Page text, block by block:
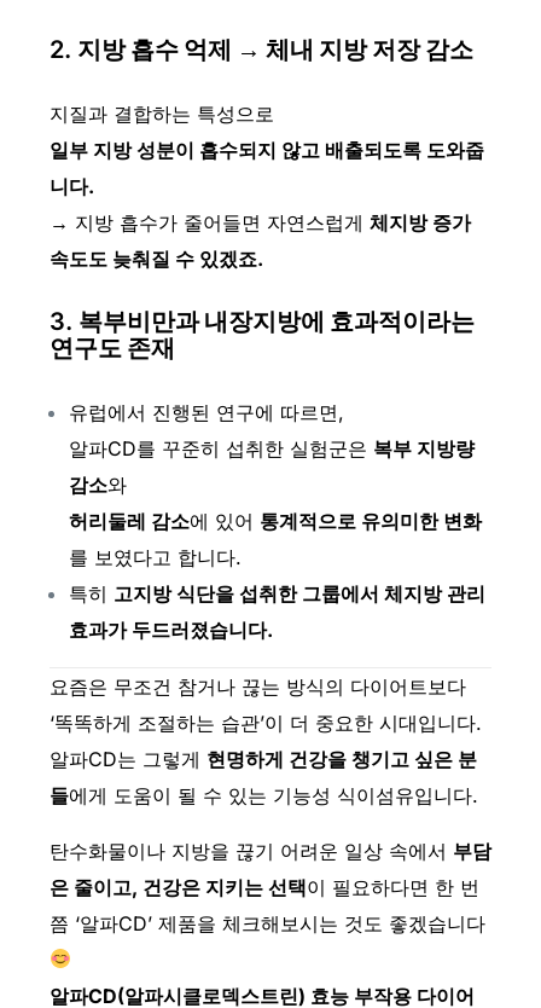
2. 지방 흡수 억제 → 체내 지방 저장 감소
지질과 결합하는 특성으로
일부 지방 성분이 흡수되지 않고 배출되도록 도와줍
니다.
→ 지방 흡수가 줄어들면 자연스럽게 체지방 증가
속도도 늦춰질 수 있겠죠.
3. 복부비만과 내장지방에 효과적이라는
연구도 존재
유럽에서 진행된 연구에 따르면,
알파CD를 꾸준히 섭취한 실험군은 복부 지방량
감소와
허리둘레 감소에 있어 통계적으로 유의미한 변화
를 보였다고 합니다.
특히 고지방 식단을 섭취한 그룹에서 체지방 관리
효과가 두드러졌습니다.
요즘은 무조건 참거나 끊는 방식의 다이어트보다
‘똑똑하게 조절하는 습관’이 더 중요한 시대입니다.
알파CD는 그렇게 현명하게 건강을 챙기고 싶은 분
들에게 도움이 될 수 있는 기능성 식이섬유입니다.
탄수화물이나 지방을 끊기 어려운 일상 속에서 부담
은 줄이고, 건강은 지키는 선택이 필요하다면 한 번
쯤 ‘알파CD’ 제품을 체크해보시는 것도 좋겠습니다
알파CD(알파시클로덱스트린) 효능 부작용 다이어